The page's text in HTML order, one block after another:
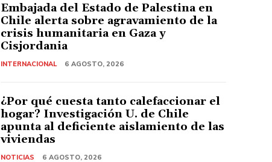
Embajada del Estado de Palestina en
Chile alerta sobre agravamiento de la
crisis humanitaria en Gaza y
Cisjordania
INTERNACIONAL 6 AGOSTO, 2026
¿Por qué cuesta tanto calefaccionar el
hogar? Investigación U. de Chile
apunta al deficiente aislamiento de las
viviendas
NOTICIAS 6 AGOSTO, 2026